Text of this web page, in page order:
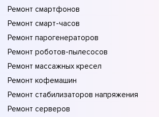
Ремонт смартфонов
Ремонт смарт-часов
Ремонт парогенераторов
Ремонт роботов-пылесосов
Ремонт массажных кресел
Ремонт кофемашин
Ремонт стабилизаторов напряжения
Ремонт серверов